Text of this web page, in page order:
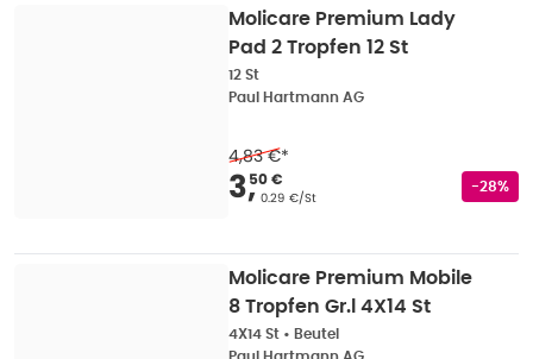
Molicare Premium Lady
Pad 2 Tropfen 12 St
12 St
Paul Hartmann AG
4,83 €*
Verkaufspreis 3,50
3,50 €
Grundpreis
0.29 €/St
-28%
Molicare Premium Mobile
8 Tropfen Gr.l 4X14 St
4X14 St • Beutel